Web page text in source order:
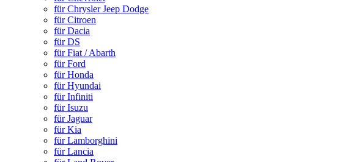
für Chrysler Jeep Dodge
für Citroen
für Dacia
für DS
für Fiat / Abarth
für Ford
für Honda
für Hyundai
für Infiniti
für Isuzu
für Jaguar
für Kia
für Lamborghini
für Lancia